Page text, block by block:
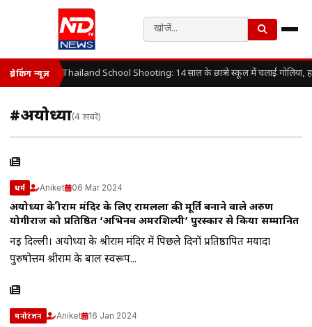
ब्रेकिंग न्यूज़ Thailand School Shooting: 14 साल के छात्र ने स्कूल में चलाई गोलियां,
#अयोध्‍या(4 खबरें)
धर्म Aniket 06 Mar 2024
अयोध्या के श्रीराम मंदिर के लिए रामलला की मूर्ति बनाने वाले अरुण
योगीराज को प्रतिष्ठित ‘अभिनव अमरशिल्पी’ पुरस्कार से किया सम्मानित
नई दिल्ली। अयोध्या के श्रीराम मंदिर में पिछले दिनों प्रतिष्ठापित मर्यादा
पुरुषोत्तम श्रीराम के बाल स्वरूप...
मनोरंजन Aniket 16 Jan 2024